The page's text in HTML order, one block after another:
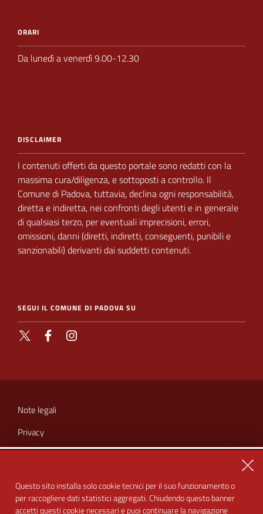
ORARI
Da lunedì a venerdì 9.00-12.30
DISCLAIMER
I contenuti offerti da questo portale sono redatti con la
massima cura/diligenza, e sottoposti acontrollo. Il
Comune di Padova,tuttavia, declina ogni responsabilità,
diretta e indiretta, neiconfronti degli utenti e in generale
di qualsiasi terzo, per eventuali imprecisioni, errori,
omissioni, danni (diretti, indiretti, conseguenti, punibili e
sanzionabili) derivanti dai suddetti contenuti.
SEGUI IL COMUNE DI PADOVA SU
Facebook
UTILI
Note legali
Privacy
Cookie
Dichiarazione di accessibilità
Questo sito installa solo cookie tecnici per il suo funzionamento o
per raccogliere dati statistici aggregati. Chiudendo questo banner
accetti questi cookie necessari e puoi continuare la navigazione